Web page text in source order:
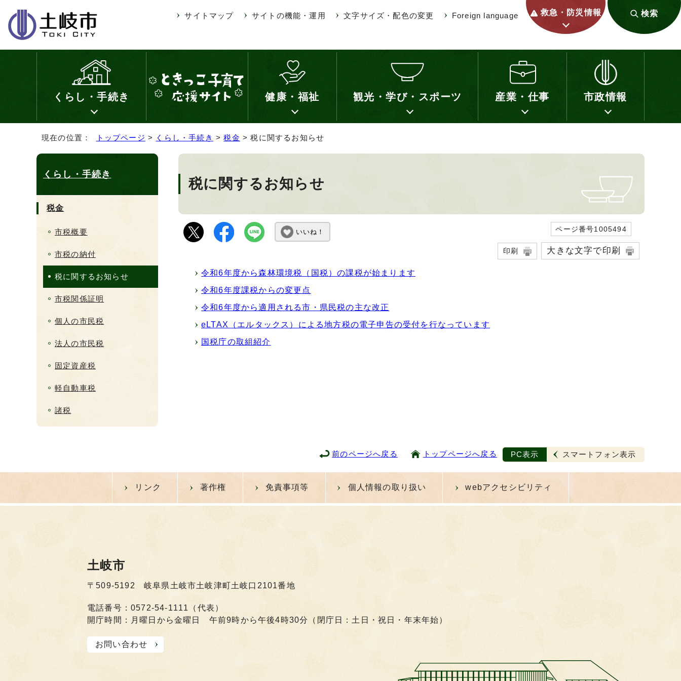
サイトマップ サイトの機能・運用 文字サイズ・配色の変更 Foreign language 救急・防災情報 検索
くらし・手続き 健康・福祉 観光・学び・スポーツ 産業・仕事 市政情報
現在の位置： トップページ > くらし・手続き >税金 > 税に関するお知らせ
税に関するお知らせ
いいね！ ページ番号1005494
印刷 大きな文字で印刷
令和6年度から森林環境税（国税）の課税が始まります
令和6年度課税からの変更点
令和6年度から適用される市・県民税の主な改正
eLTAX（エルタックス）による地方税の電子申告の受付を行なっています
国税庁の取組紹介
くらし・手続き
税金
市税概要
市税の納付
税に関するお知らせ
市税関係証明
個人の市民税
法人の市民税
固定資産税
軽自動車税
諸税
前のページへ戻る トップページへ戻る PC表示 スマートフォン表示
リンク 著作権 免責事項等 個人情報の取り扱い webアクセシビリティ
土岐市
〒509-5192 岐阜県土岐市土岐津町土岐口2101番地
電話番号：0572-54-1111（代表）
開庁時間：月曜日から金曜日 午前9時から午後4時30分（閉庁日：土日・祝日・年末年始）
お問い合わせ